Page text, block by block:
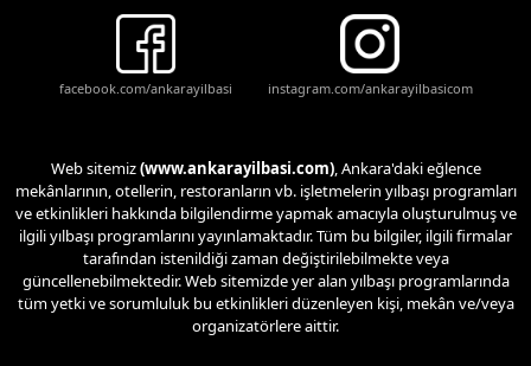
facebook.com/ankarayilbasi instagram.com/ankarayilbasicom
Web sitemiz(www.ankarayilbasi.com), Ankara'daki eğlence
mekânlarının, otellerin, restoranların vb. işletmelerin yılbaşı programları
ve etkinlikleri hakkında bilgilendirme yapmak amacıyla oluşturulmuş ve
ilgili yılbaşı programlarını yayınlamaktadır. Tüm bu bilgiler, ilgili firmalar
tarafından istenildiği zaman değiştirilebilmekte veya
güncellenebilmektedir. Web sitemizde yer alan yılbaşı programlarında
tüm yetki ve sorumluluk bu etkinlikleri düzenleyen kişi, mekân ve/veya
organizatörlere aittir.